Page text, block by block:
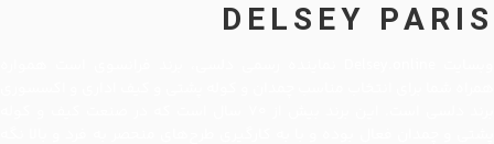
DELSEY PARIS